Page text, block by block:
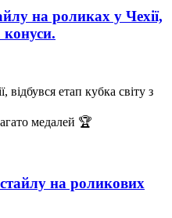
на роликах у Чехії,
етап кубка світу з
медалей 🏆
на роликових